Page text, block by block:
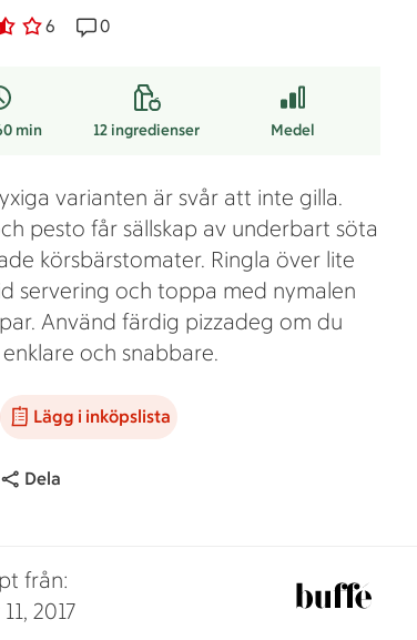
5. 6
har röstatReceptet har 0 kommentarer
0
min 12ingredienser Medel
varianten är svår att inte gilla.
pesto får sällskap av underbart söta
körsbärstomater. Ringla över lite
servering och toppa med nymalen
Använd färdig pizzadeg om du
och snabbare.
Lägg i inköpslista
Dela
från:
2017